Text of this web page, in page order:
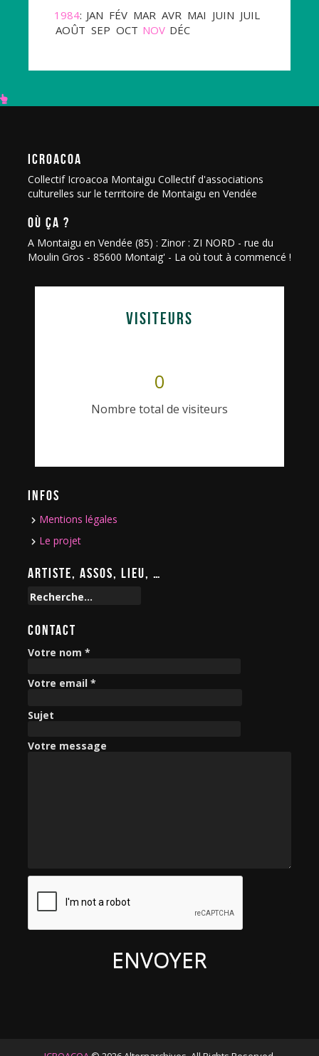
1984: JAN FÉV MAR AVR MAI JUIN JUIL
AOÛT SEP OCT NOV DÉC
ICROACOA
Collectif Icroacoa Montaigu Collectif d'associations
culturelles sur le territoire de Montaigu en Vendée
OÙ ÇA ?
A Montaigu en Vendée (85) : Zinor : ZI NORD - rue du
Moulin Gros - 85600 Montaig' - La où tout à commencé !
VISITEURS
0
Nombre total de visiteurs
INFOS
Mentions légales
Le projet
ARTISTE, ASSOS, LIEU, …
R
c
h
e
c
r
:
CONTACT
Votre nom *
Votre email *
Sujet
Votre message